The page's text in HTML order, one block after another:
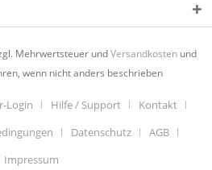
Mehrwertsteuer undVersandkostenund
wenn nicht anders beschrieben
Login Hilfe / Support
Kontakt
Datenschutz
AGB
Impressum